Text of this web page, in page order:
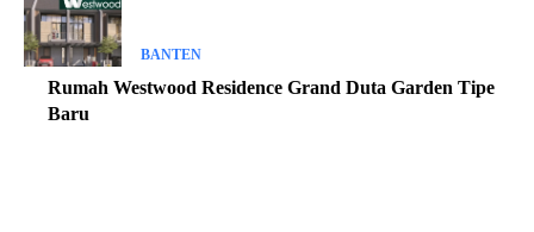
BANTEN
Rumah Westwood Residence Grand Duta Garden Tipe
Baru